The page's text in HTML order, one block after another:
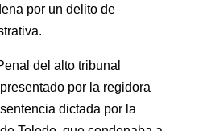
por un delito de
del alto tribunal
por la regidora
dictada por la